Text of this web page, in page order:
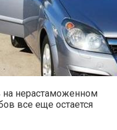
на нерастаможенном
все еще остается